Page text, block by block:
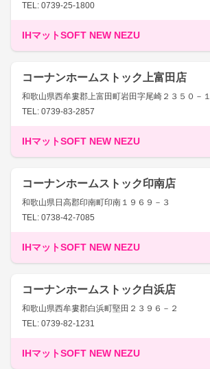
TEL: 0739-25-1800
IHマットSOFT NEW NEZU
コーナンホームストック上富田店
和歌山県西牟婁郡上富田町岩田字尾崎２３５０－１
TEL: 0739-83-2857
IHマットSOFT NEW NEZU
コーナンホームストック印南店
和歌山県日高郡印南町印南１９６９－３
TEL: 0738-42-7085
IHマットSOFT NEW NEZU
コーナンホームストック白浜店
和歌山県西牟婁郡白浜町堅田２３９６－２
TEL: 0739-82-1231
IHマットSOFT NEW NEZU